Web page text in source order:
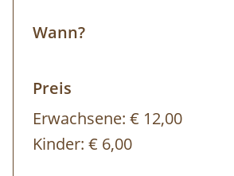
Wann?
Preis
Erwachsene: € 12,00
Kinder: € 6,00